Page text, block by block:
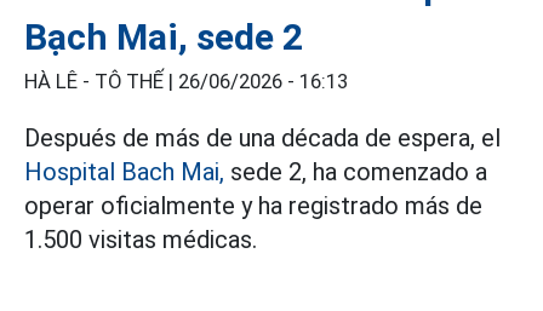
Bạch Mai, sede 2
HÀ LÊ - TÔ THẾ | 26/06/2026 - 16:13
Después de más de una década de espera, el
Hospital Bach Mai, sede 2, ha comenzado a
operar oficialmente y ha registrado más de
1.500 visitas médicas.